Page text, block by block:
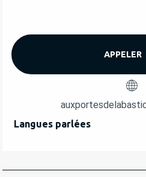
APPELER
Langues parlées
Langues parlées